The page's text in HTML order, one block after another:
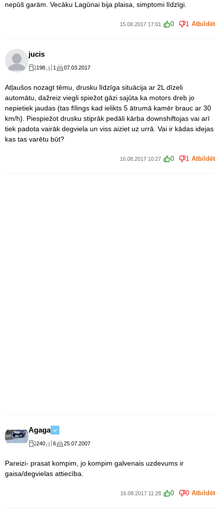
nepūš garām. Vecāku Lagūnai bija plaisa, simptomi līdzīgi.
15.08.2017 17:01 0 1 Atbildēt
jucis
198 1 07.03.2017
Atļaušos nozagt tēmu, drusku līdzīga situācija ar 2L dīzeli
automātu, dažreiz viegli spiežot gāzi sajūta ka motors dreb jo
nepietiek jaudas (tas fīlings kad ielikts 5 ātrumā kamēr brauc ar 30
km/h). Piespiežot drusku stiprāk pedāli kārba downshiftojas vai arī
tiek padota vairāk degviela un viss aiziet uz urrā. Vai ir kādas idejas
kas tas varētu būt?
16.08.2017 10:27 0 1 Atbildēt
Agaga
240 6 25.07.2007
Pareizi- prasat kompim, jo kompim galvenais uzdevums ir
gaisa/degvielas attiecība.
16.08.2017 11:28 0 0 Atbildēt